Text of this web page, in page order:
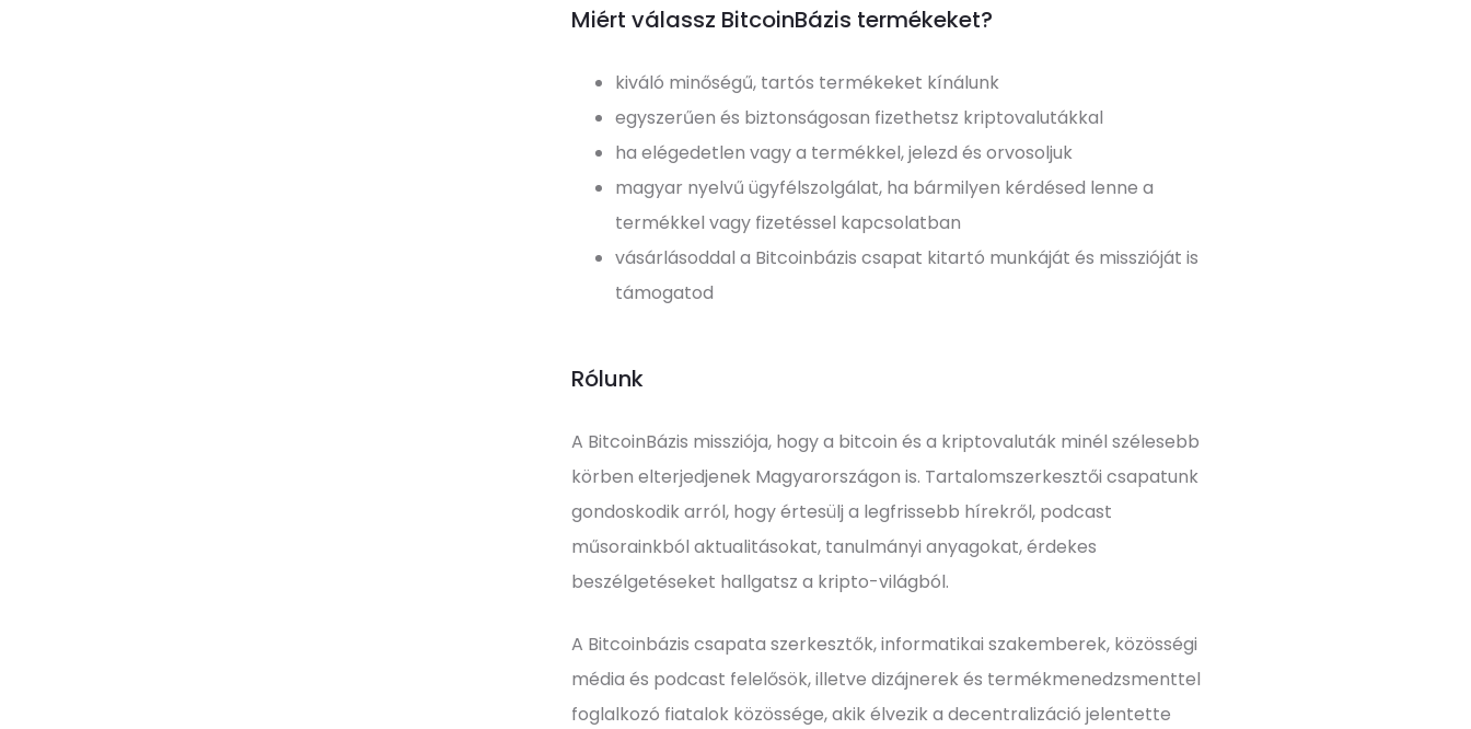
Miért válassz BitcoinBázis termékeket?
kiváló minőségű, tartós termékeket kínálunk
egyszerűen és biztonságosan fizethetsz kriptovalutákkal
ha elégedetlen vagy a termékkel, jelezd és orvosoljuk
magyar nyelvű ügyfélszolgálat, ha bármilyen kérdésed lenne a
termékkel vagy fizetéssel kapcsolatban
vásárlásoddal a Bitcoinbázis csapat kitartó munkáját és misszióját is
támogatod
Rólunk
A BitcoinBázis missziója, hogy a bitcoin és a kriptovaluták minél szélesebb
körben elterjedjenek Magyarországon is. Tartalomszerkesztői csapatunk
gondoskodik arról, hogy értesülj a legfrissebb hírekről, podcast
műsorainkból aktualitásokat, tanulmányi anyagokat, érdekes
beszélgetéseket hallgatsz a kripto-világból.
A Bitcoinbázis csapata szerkesztők, informatikai szakemberek, közösségi
média és podcast felelősök, illetve dizájnerek és termékmenedzsmenttel
foglalkozó fiatalok közössége, akik élvezik a decentralizáció jelentette